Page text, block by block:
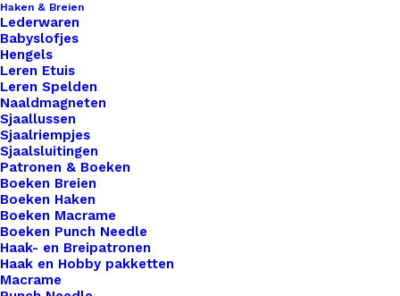
Haken & Breien
Lederwaren
Babyslofjes
Hengels
Leren Etuis
Leren Spelden
Naaldmagneten
Sjaallussen
Sjaalriempjes
Sjaalsluitingen
Patronen & Boeken
Boeken Breien
Boeken Haken
Boeken Macrame
Boeken Punch Needle
Haak- en Breipatronen
Haak en Hobby pakketten
Macrame
Stone Washed van Scheepjeswol is een heerlijk
zacht garen van 70% katoen en 30% acryl met
een Jeans look. Het is geschikt voor zowel breien
als haken. De aanbevolen naalddikte is 5mm.
Materiaal70% katoen / 30% acrylGewicht50 gram.
Lengteca. 75 meter. Aanbevolen naald5mm.
Stekenverhouding 10 x 10cm14 steken x 19
naalden. Machinewas 40 graden.
5 op voorraad
Scheepjes
Stone